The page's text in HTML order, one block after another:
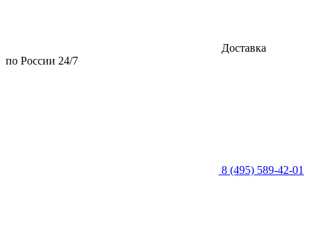
Доставка
по России 24/7
8 (495) 589-42-01